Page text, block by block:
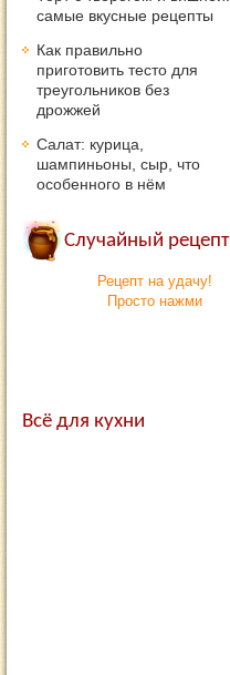
самые вкусные рецепты
Как правильно
приготовить тесто для
треугольников без
дрожжей
Салат: курица,
шампиньоны, сыр, что
особенного в нём
Случайный рецепт
Рецепт на удачу!
Просто нажми
Всё для кухни